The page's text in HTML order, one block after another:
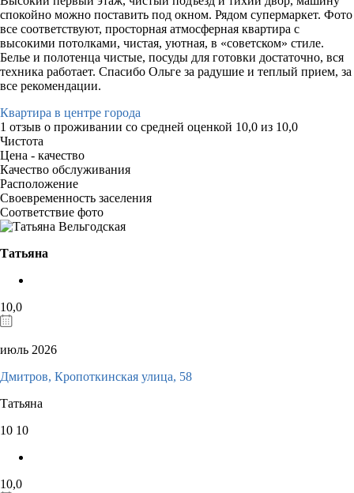
спокойно можно поставить под окном. Рядом супермаркет. Фото
все соответствуют, просторная атмосферная квартира с
высокими потолками, чистая, уютная, в «советском» стиле.
Белье и полотенца чистые, посуды для готовки достаточно, вся
техника работает. Спасибо Ольге за радушие и теплый прием, за
все рекомендации.
Квартира в центре города
1 отзыв о проживании со средней оценкой 10,0 из 10,0
Чистота
Цена - качество
Качество обслуживания
Расположение
Своевременность заселения
Соответствие фото
Татьяна
10,0
июль 2026
Дмитров, Кропоткинская улица, 58
Татьяна
10 10
10,0